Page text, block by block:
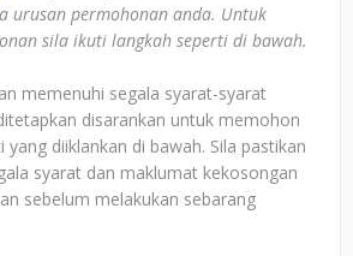
urusan permohonan anda. Untuk
sila ikuti langkah seperti di bawah.
memenuhi segala syarat-syarat
disarankan untuk memohon
diiklankan di bawah. Sila pastikan
syarat dan maklumat kekosongan
sebelum melakukan sebarang